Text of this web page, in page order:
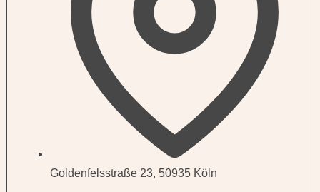
Goldenfelsstraße 23, 50935 Köln